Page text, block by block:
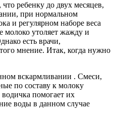
ребенку до двух месяцев,
при нормальном
и регулярном наборе веса
молоко утоляет жажду и
есть врачи,
мнение. Итак, когда нужно
вскармливании . Смеси,
по составу к молоку
помогает их
воды в данном случае